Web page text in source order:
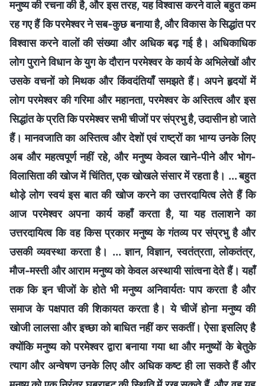
मनुष्य की रचना की है, और इस तरह, यह विश्वास करने वाले बहुत कम
रह गए हैं कि परमेश्वर ने सब-कुछ बनाया है, और विकास के सिद्धांत पर
विश्वास करने वालों की संख्या और अधिक बढ़ गई है। अधिकाधिक
लोग पुराने विधान के युग के दौरान परमेश्वर के कार्य के अभिलेखों और
उसके वचनों को मिथक और किंवदंतियाँ समझते हैं। अपने हृदयों में
लोग परमेश्वर की गरिमा और महानता, परमेश्वर के अस्तित्व और इस
सिद्धांत के प्रति कि परमेश्वर सभी चीजों पर संप्रभु है, उदासीन हो जाते
हैं। मानवजाति का अस्तित्व और देशों एवं राष्ट्रों का भाग्य उनके लिए
अब और महत्वपूर्ण नहीं रहे, और मनुष्य केवल खाने-पीने और भोग-
विलासिता की खोज में चिंतित, एक खोखले संसार में रहता है। ... बहुत
थोड़े लोग स्वयं इस बात की खोज करने का उत्तरदायित्व लेते हैं कि
आज परमेश्वर अपना कार्य कहाँ करता है, या यह तलाशने का
उत्तरदायित्व कि वह किस प्रकार मनुष्य के गंतव्य पर संप्रभु है और
उसकी व्यवस्था करता है। ... ज्ञान, विज्ञान, स्वतंत्रता, लोकतंत्र,
मौज-मस्ती और आराम मनुष्य को केवल अस्थायी सांत्वना देते हैं। यहाँ
तक कि इन चीजों के होते भी मनुष्य अनिवार्यतः पाप करता है और
समाज के पक्षपात की शिकायत करता है। ये चीजें होना मनुष्य की
खोजी लालसा और इच्छा को बाधित नहीं कर सकतीं। ऐसा इसलिए है
क्योंकि मनुष्य को परमेश्वर द्वारा बनाया गया था और मनुष्यों के बेतुके
त्याग और अन्वेषण उनके लिए और अधिक कष्ट ही ला सकते हैं और